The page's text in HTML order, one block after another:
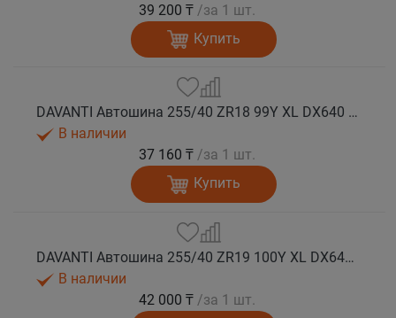
39 200 ₸ /за 1 шт.
Купить
DAVANTI Автошина 255/40 ZR18 99Y XL DX640 RPR лето (Таиланд)
В наличии
37 160 ₸ /за 1 шт.
Купить
DAVANTI Автошина 255/40 ZR19 100Y XL DX640 RPR лето
В наличии
42 000 ₸ /за 1 шт.